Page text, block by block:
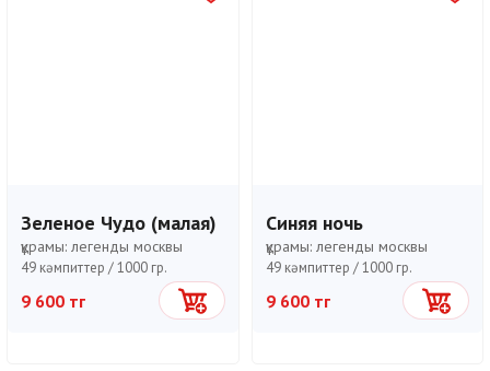
Зеленое Чудо (малая)
құрамы: легенды москвы
49 кәмпиттер /1000 гр.
9 600 тг Себетке
Синяя ночь
құрамы: легенды москвы
49 кәмпиттер /1000 гр.
9 600 тг Себетке